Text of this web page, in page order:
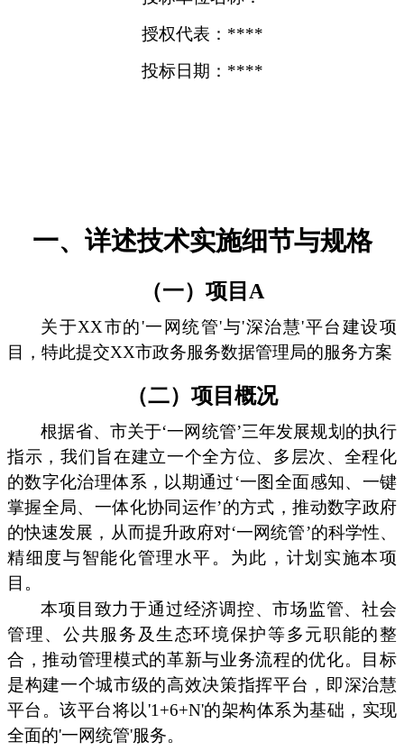
授权代表：****
投标日期：****
一、详述技术实施细节与规格
（一）项目A
关于XX市的'一网统管'与'深治慧'平台建设项
目，特此提交XX市政务服务数据管理局的服务方案
（二）项目概况
根据省、市关于‘一网统管’三年发展规划的执行
指示，我们旨在建立一个全方位、多层次、全程化
的数字化治理体系，以期通过‘一图全面感知、一键
掌握全局、一体化协同运作’的方式，推动数字政府
的快速发展，从而提升政府对‘一网统管’的科学性、
精细度与智能化管理水平。为此，计划实施本项
目。
本项目致力于通过经济调控、市场监管、社会
管理、公共服务及生态环境保护等多元职能的整
合，推动管理模式的革新与业务流程的优化。目标
是构建一个城市级的高效决策指挥平台，即深治慧
平台。该平台将以'1+6+N'的架构体系为基础，实现
全面的'一网统管'服务。